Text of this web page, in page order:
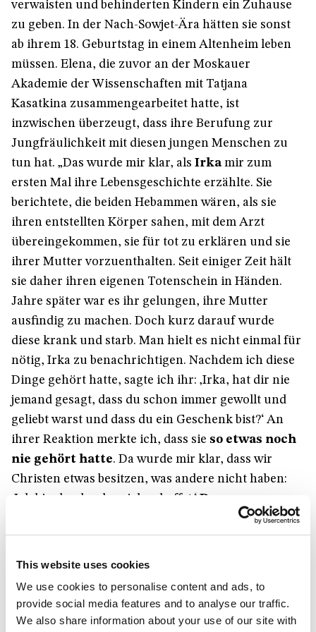
This website uses cookies
We use cookies to personalise content and ads, to
provide social media features and to analyse our traffic.
We also share information about your use of our site with
verwaisten und behinderten Kindern ein Zuhause
zu geben. In der Nach-Sowjet-Ära hätten sie sonst
ab ihrem 18. Geburtstag in einem Altenheim leben
müssen. Elena, die zuvor an der Moskauer
Akademie der Wissenschaften mit Tatjana
Kasatkina zusammengearbeitet hatte, ist
inzwischen überzeugt, dass ihre Berufung zur
Jungfräulichkeit mit diesen jungen Menschen zu
tun hat. „Das wurde mir klar, als Irkamir zum
ersten Mal ihre Lebensgeschichte erzählte. Sie
berichtete, die beiden Hebammen wären, als sie
ihren entstellten Körper sahen, mit dem Arzt
übereingekommen, sie für tot zu erklären und sie
ihrer Mutter vorzuenthalten. Seit einiger Zeit hält
sie daher ihren eigenen Totenschein in Händen.
Jahre später war es ihr gelungen, ihre Mutter
ausfindig zu machen. Doch kurz darauf wurde
diese krank und starb. Man hielt es nicht einmal für
nötig, Irka zu benachrichtigen. Nachdem ich diese
Dinge gehört hatte, sagte ich ihr: ‚Irka, hat dir nie
jemand gesagt, dass du schon immer gewollt und
geliebt warst und dass du ein Geschenk bist?‘ An
ihrer Reaktion merkte ich, dass sie so etwas noch
nie gehört hatte. Da wurde mir klar, dass wir
Christen etwas besitzen, was andere nicht haben:
‚Ich bin du, der du mich schaffst.‘ Das
Selbstbewusstsein und die Gewissheit, dass
wir gewollt und geliebt sind, ermöglicht es uns,
das auch in jedem anderen zu sehen.“
Aber auch in dieser Hinsicht „lernt man nie aus“.
Elena musste Einsamkeit und Verlassenheit erst am